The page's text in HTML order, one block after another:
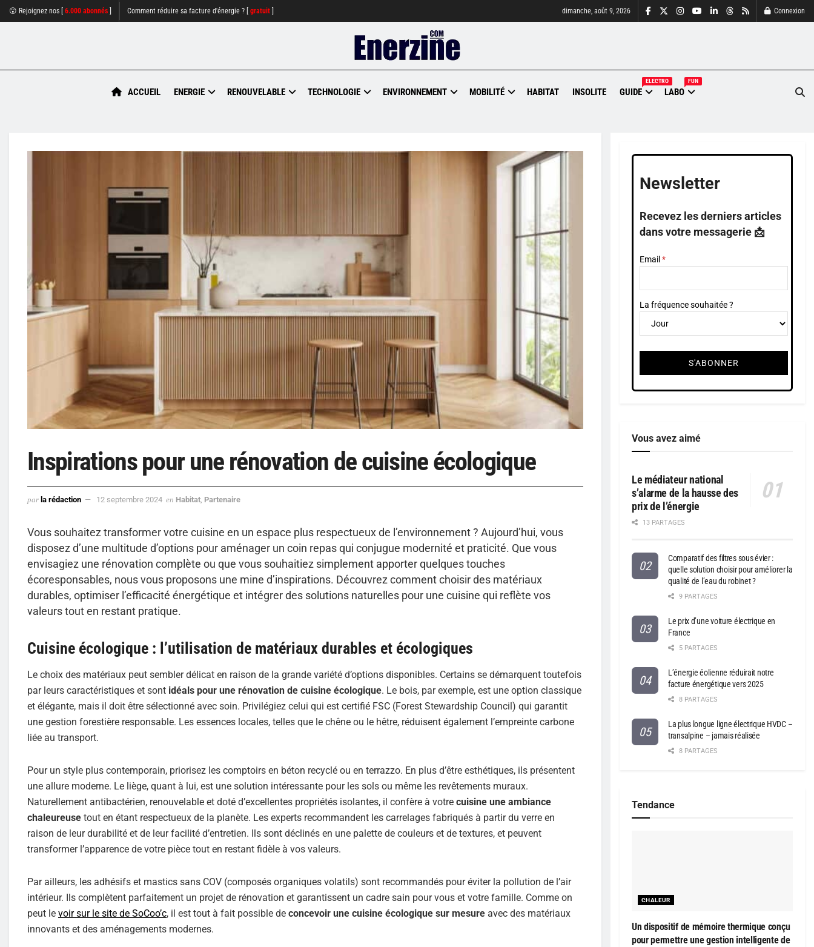
😮 Rejoignez nos [ 6.000 abonnés Comment réduire sa facture d'énergie ? [ gratuit dimanche, août 9, 2026 Connexion
ACCUEIL ENERGIE RENOUVELABLE TECHNOLOGIE ENVIRONNEMENT MOBILITÉ HABITAT INSOLITE GUIDE
ELECTRO
LABO
FUN
Inspirations pour une rénovation de cuisine écologique
par la rédaction 12 septembre 2024 en Habitat Partenaire
Vous souhaitez transformer votre cuisine en un espace plus respectueux de l’environnement ? Aujourd’hui, vous
disposez d’une multitude d’options pour aménager un coin repas qui conjugue modernité et praticité. Que vous
envisagiez une rénovation complète ou que vous souhaitiez simplement apporter quelques touches
écoresponsables, nous vous proposons une mine d’inspirations. Découvrez comment choisir des matériaux
durables, optimiser l’efficacité énergétique et intégrer des solutions naturelles pour une cuisine qui reflète vos
valeurs tout en restant pratique.
Cuisine écologique : l’utilisation de matériaux durables et écologiques
Le choix des matériaux peut sembler délicat en raison de la grande variété d’options disponibles. Certains se démarquent toutefois
par leurs caractéristiques et sont idéals pour une rénovation de cuisine écologique. Le bois, par exemple, est une option classique
et élégante, mais il doit être sélectionné avec soin. Privilégiez celui qui est certifié FSC (Forest Stewardship Council) qui garantit
une gestion forestière responsable. Les essences locales, telles que le chêne ou le hêtre, réduisent également l’empreinte carbone
liée au transport.
Pour un style plus contemporain, priorisez les comptoirs en béton recyclé ou en terrazzo. En plus d’être esthétiques, ils présentent
une allure moderne. Le liège, quant à lui, est une solution intéressante pour les sols ou même les revêtements muraux.
Naturellement antibactérien, renouvelable et doté d’excellentes propriétés isolantes, il confère à votre cuisine une ambiance
chaleureuse tout en étant respectueux de la planète. Les experts recommandent les carrelages fabriqués à partir du verre en
raison de leur durabilité et de leur facilité d’entretien. Ils sont déclinés en une palette de couleurs et de textures, et peuvent
transformer l’apparence de votre pièce tout en restant fidèle à vos valeurs.
Par ailleurs, les adhésifs et mastics sans COV (composés organiques volatils) sont recommandés pour éviter la pollution de l’air
intérieur. Ils complètent parfaitement un projet de rénovation et garantissent un cadre sain pour vous et votre famille. Comme on
peut le voir sur le site de SoCoo’c, il est tout à fait possible de concevoir une cuisine écologique sur mesure avec des matériaux
innovants et des aménagements modernes.
Newsletter
Recevez les derniers articles
dans votre messagerie 📩
Email
La fréquence souhaitée ?
Vous avez aimé
Le médiateur national
s’alarme de la hausse des
prix de l’énergie
13 PARTAGES
Comparatif des filtres sous évier :
quelle solution choisir pour améliorer la
qualité de l’eau du robinet ?
9 PARTAGES
Le prix d’une voiture électrique en
France
5 PARTAGES
L’énergie éolienne réduirait notre
facture énergétique vers 2025
8 PARTAGES
La plus longue ligne électrique HVDC –
transalpine – jamais réalisée
8 PARTAGES
Tendance
CHALEUR
Un dispositif de mémoire thermique conçu
pour permettre une gestion intelligente de